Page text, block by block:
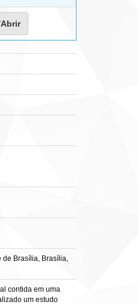
de Brasília, Brasília,
contida em uma
um estudo